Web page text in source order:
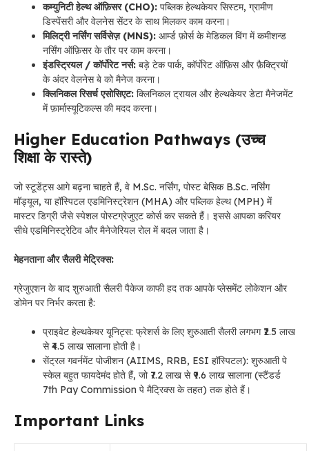
कम्युनिटी हेल्थ ऑफ़िसर (CHO): पब्लिक हेल्थकेयर सिस्टम, ग्रामीण
डिस्पेंसरी और वेलनेस सेंटर के साथ मिलकर काम करना।
मिलिट्री नर्सिंग सर्विसेज़ (MNS): आर्म्ड फ़ोर्स के मेडिकल विंग में कमीशन्ड
नर्सिंग ऑफ़िसर के तौर पर काम करना।
इंडस्ट्रियल / कॉर्पोरेट नर्स: बड़े टेक पार्क, कॉर्पोरेट ऑफ़िस और फ़ैक्ट्रियों
के अंदर वेलनेस बे को मैनेज करना।
क्लिनिकल रिसर्च एसोसिएट: क्लिनिकल ट्रायल और हेल्थकेयर डेटा मैनेजमेंट
में फ़ार्मास्यूटिकल्स की मदद करना।
Higher Education Pathways (उच्च
शिक्षा के रास्ते)
जो स्टूडेंट्स आगे बढ़ना चाहते हैं, वे M.Sc. नर्सिंग, पोस्ट बेसिक B.Sc. नर्सिंग
मॉड्यूल, या हॉस्पिटल एडमिनिस्ट्रेशन (MHA) और पब्लिक हेल्थ (MPH) में
मास्टर डिग्री जैसे स्पेशल पोस्टग्रेजुएट कोर्स कर सकते हैं। इससे आपका करियर
सीधे एडमिनिस्ट्रेटिव और मैनेजेरियल रोल में बदल जाता है।
मेहनताना और सैलरी मेट्रिक्स:
ग्रेजुएशन के बाद शुरुआती सैलरी पैकेज काफी हद तक आपके प्लेसमेंट लोकेशन और
डोमेन पर निर्भर करता है:
प्राइवेट हेल्थकेयर यूनिट्स: फ्रेशर्स के लिए शुरुआती सैलरी लगभग ₹2.5 लाख
से ₹4.5 लाख सालाना होती है।
सेंट्रल गवर्नमेंट पोजीशन (AIIMS, RRB, ESI हॉस्पिटल): शुरुआती पे
स्केल बहुत फायदेमंद होते हैं, जो ₹7.2 लाख से ₹9.6 लाख सालाना (स्टैंडर्ड
7th Pay Commission पे मैट्रिक्स के तहत) तक होते हैं।
Important Links